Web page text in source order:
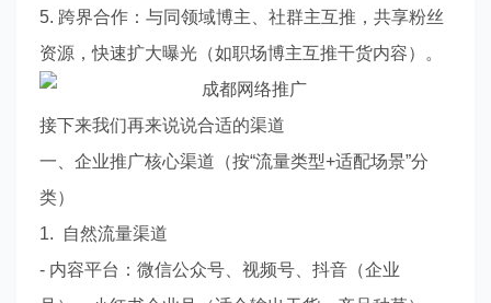
5. 跨界合作：与同领域博主、社群主互推，共享粉丝
资源，快速扩大曝光（如职场博主互推干货内容）。
接下来我们再来说说合适的渠道
一、企业推广核心渠道（按“流量类型+适配场景”分
类）
1. 自然流量渠道
- 内容平台：微信公众号、视频号、抖音（企业